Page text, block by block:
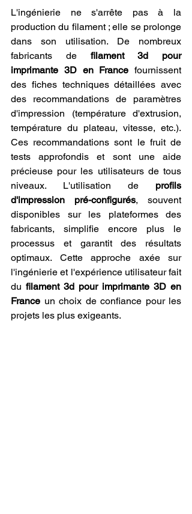
L'ingénierie ne s'arrête pas à la
production du filament ; elle se prolonge
dans son utilisation. De nombreux
fabricants de filament 3d pour
imprimante 3D en France fournissent
des fiches techniques détaillées avec
des recommandations de paramètres
d'impression (température d'extrusion,
température du plateau, vitesse, etc.).
Ces recommandations sont le fruit de
tests approfondis et sont une aide
précieuse pour les utilisateurs de tous
niveaux. L'utilisation de profils
d'impression pré-configurés, souvent
disponibles sur les plateformes des
fabricants, simplifie encore plus le
processus et garantit des résultats
optimaux. Cette approche axée sur
l'ingénierie et l'expérience utilisateur fait
du filament 3d pour imprimante 3D en
France un choix de confiance pour les
projets les plus exigeants.